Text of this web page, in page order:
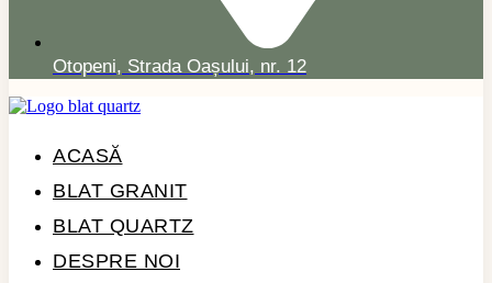
Otopeni, Strada Oașului, nr. 12
ACASĂ
BLAT GRANIT
BLAT QUARTZ
DESPRE NOI